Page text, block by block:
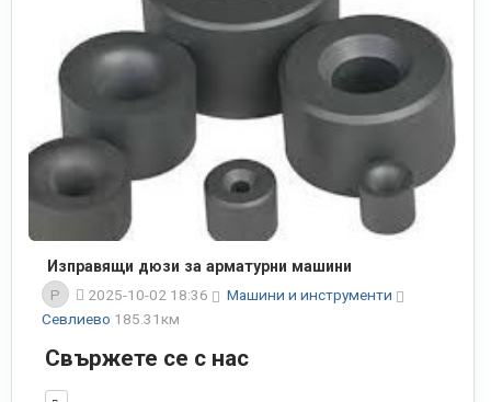
Изправящи дюзи за арматурни машини
P
2025-10-02 18:36
Машини и инструменти
Севлиево 185.31км
Свържете се с нас